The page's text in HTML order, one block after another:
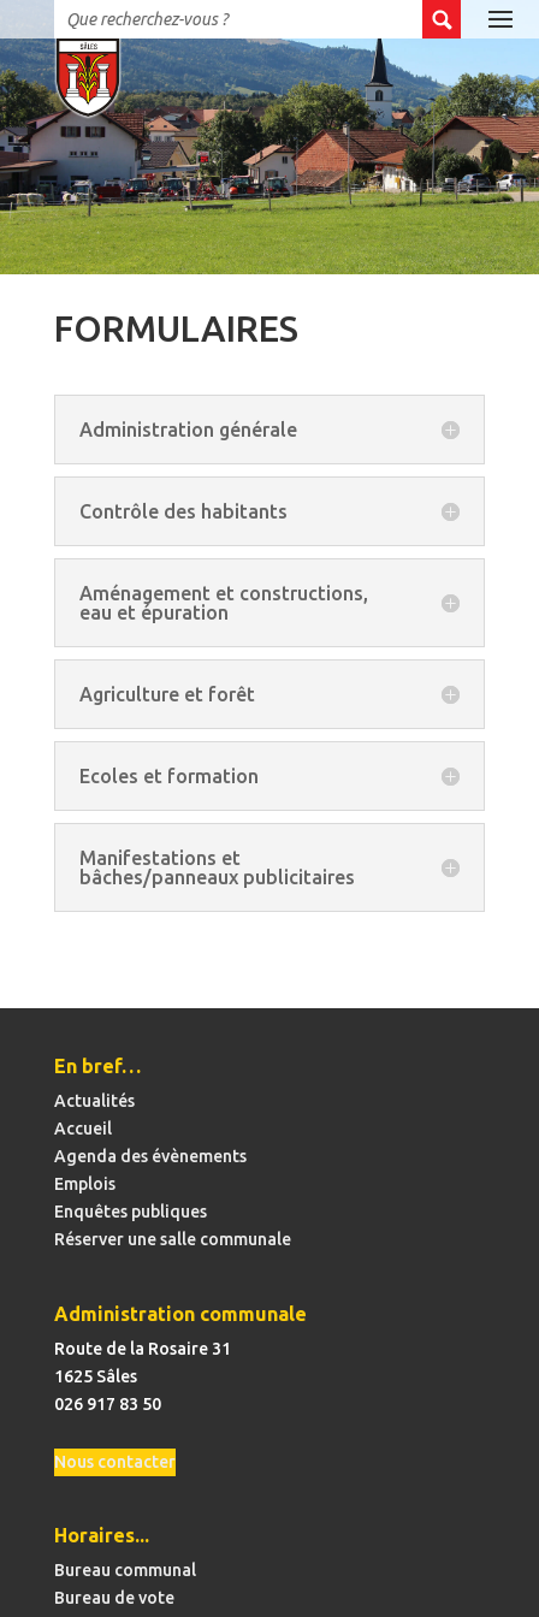
FORMULAIRES
Administration générale
Contrôle des habitants
Aménagement et constructions,
eau et épuration
Agriculture et forêt
Ecoles et formation
Manifestations et
bâches/panneaux publicitaires
En bref…
Actualités
Accueil
Agenda des évènements
Emplois
Enquêtes publiques
Réserver une salle communale
Administration communale
Route de la Rosaire 31
1625 Sâles
026 917 83 50
Nous contacter
Horaires...
Bureau communal
Bureau de vote